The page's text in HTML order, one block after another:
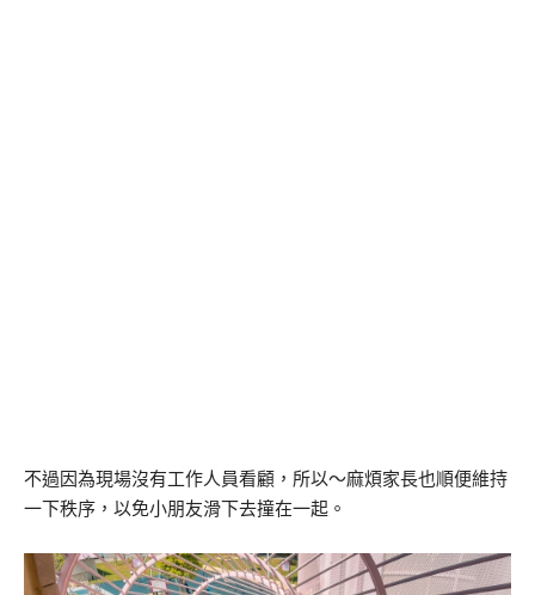
不過因為現場沒有工作人員看顧，所以～麻煩家長也順便維持
一下秩序，以免小朋友滑下去撞在一起。